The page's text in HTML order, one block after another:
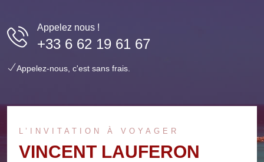
Appelez nous !
+33 6 62 19 61 67
Appelez-nous, c'est sans frais.
L’INVITATION À VOYAGER
VINCENT LAUFERON